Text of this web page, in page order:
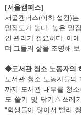
[서울캠퍼스]
서울캠퍼스(이하 설캠)
밀집도가 높다. 높은 밀
인 관리가 필요하다. 이
며 그들의 삶을 조명해 보
◆도서관 청소 노동자의
도서관 청소 노동자들
까지 도서관 내부를 청
도 쓸기 및 닦기△쓰레
“학생들이 많아서 빨리